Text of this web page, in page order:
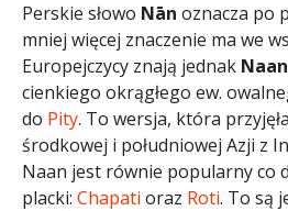
Perskie słowo Nān oznacza po
mniej więcej znaczenie ma we
Europejczycy znają jednak Naan
cienkiego okrągłego ew.
do Pity. To wersja, która
środkowej i południowej Azji z
Naan jest równie popularny co
placki: Chapati oraz Roti. To są